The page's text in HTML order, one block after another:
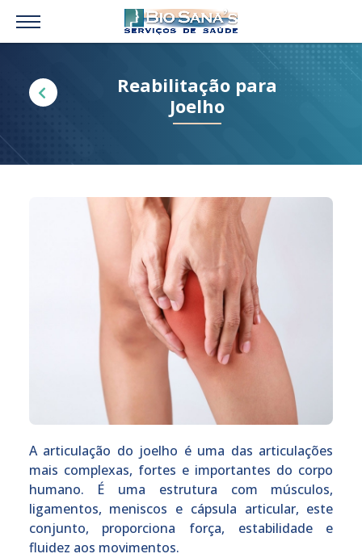
Reabilitação para
Joelho
A articulação do joelho é uma das articulações
mais complexas, fortes e importantes do corpo
humano. É uma estrutura com músculos,
ligamentos, meniscos e cápsula articular, este
conjunto, proporciona força, estabilidade e
fluidez aos movimentos.